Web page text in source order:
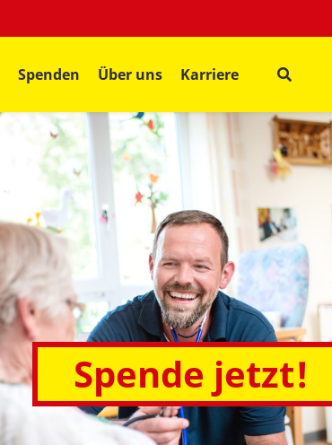
Spenden Über uns Karriere
Spende jetzt!